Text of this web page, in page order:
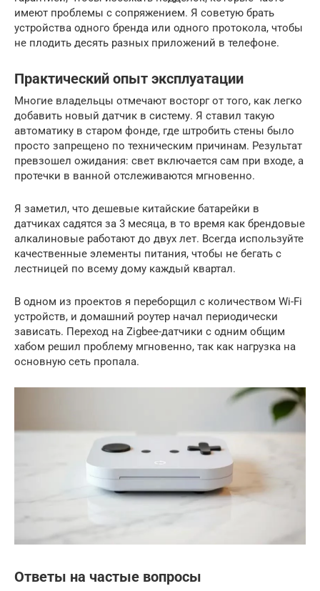
имеют проблемы с сопряжением. Я советую брать
устройства одного бренда или одного протокола, чтобы
не плодить десять разных приложений в телефоне.
Практический опыт эксплуатации
Многие владельцы отмечают восторг от того, как легко
добавить новый датчик в систему. Я ставил такую
автоматику в старом фонде, где штробить стены было
просто запрещено по техническим причинам. Результат
превзошел ожидания: свет включается сам при входе, а
протечки в ванной отслеживаются мгновенно.
Я заметил, что дешевые китайские батарейки в
датчиках садятся за 3 месяца, в то время как брендовые
алкалиновые работают до двух лет. Всегда используйте
качественные элементы питания, чтобы не бегать с
лестницей по всему дому каждый квартал.
В одном из проектов я переборщил с количеством Wi-Fi
устройств, и домашний роутер начал периодически
зависать. Переход на Zigbee-датчики с одним общим
хабом решил проблему мгновенно, так как нагрузка на
основную сеть пропала.
Ответы на частые вопросы